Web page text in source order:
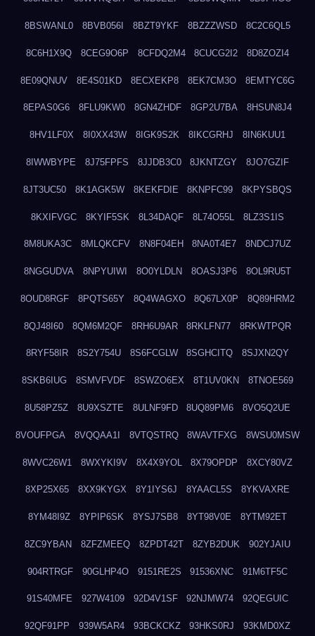
8BSWANL0 8BVB056I 8BZT9YKF 8BZZZWSD 8C2C6QL5
8C6H1X9Q 8CEG9O6P 8CFDQ2M4 8CUCG2I2 8D8ZOZI4
8E09QNUV 8E4S01KD 8ECXEKP8 8EK7CM3O 8EMTYC6G
8EPAS0G6 8FLU9KW0 8GN4ZHDF 8GP2U7BA 8HSUN8J4
8HV1LF0X 8I0XX43W 8IGK9S2K 8IKCGRHJ 8IN6KUU1
8IWWBYPE 8J75FPFS 8JJDB3C0 8JKNTZGY 8JO7GZIF
8JT3UC50 8K1AGK5W 8KEKFDIE 8KNPFC99 8KPYSBQS
8KXIFVGC 8KYIF5SK 8L34DAQF 8L74O55L 8LZ3S1IS
8M8UKA3C 8MLQKCFV 8N8F04EH 8NA0T4E7 8NDCJ7UZ
8NGGUDVA 8NPYUIWI 8O0YLDLN 8OASJ3P6 8OL9RU5T
8OUD8RGF 8PQTS65Y 8Q4WAGXO 8Q67LX0P 8Q89HRM2
8QJ48I60 8QM6M2QF 8RH6U9AR 8RKLFN77 8RKWTPQR
8RYF58IR 8S2Y754U 8S6FCGLW 8SGHCITQ 8SJXN2QY
8SKB6IUG 8SMVFVDF 8SWZO6EX 8T1UV0KN 8TNOE569
8U58PZ5Z 8U9XSZTE 8ULNF9FD 8UQ89PM6 8VO5Q2UE
8VOUFPGA 8VQQAA1I 8VTQSTRQ 8WAVTFXG 8WSU0MSW
8WVC26W1 8WXYKI9V 8X4X9YOL 8X79OPDP 8XCY80VZ
8XP25X65 8XX9KYGX 8Y1IYS6J 8YAACL5S 8YKVAXRE
8YM48I9Z 8YPIP6SK 8YSJ7SB8 8YT98V0E 8YTM92ET
8ZC9YBAN 8ZFZMEEQ 8ZPDT42T 8ZYB2DUK 902YJAIU
904RTRGF 90GLHP4O 9151RE2S 91536XNC 91M6TF5C
91S40MFE 927W4109 92D4V1SF 92NJMW74 92QEGUIC
92QF91PP 939W5AR4 93BCKCKZ 93HKS0RJ 93KMD0XZ